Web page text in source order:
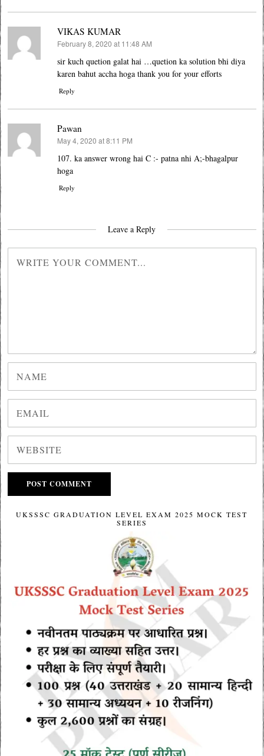
VIKAS KUMAR
says:
February 8, 2020 at 11:48 AM
sir kuch quetion galat hai …quetion ka solution bhi diya
karen bahut accha hoga thank you for your efforts
Reply
Pawan
says:
May 4, 2020 at 8:11 PM
107. ka answer wrong hai C :- patna nhi A;-bhagalpur
hoga
Reply
Leave a Reply
UKSSSC GRADUATION LEVEL EXAM 2025 MOCK TEST
SERIES